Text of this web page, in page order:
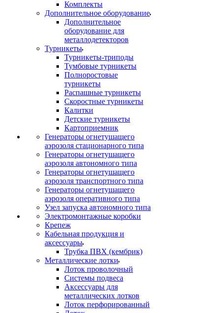
Комплекты
Дополнительное оборудование
Дополнительное
оборудование для
металлодетекторов
Турникеты
Турникеты-триподы
Тумбовые турникеты
Полноростовые
турникеты
Распашные турникеты
Скоростные турникеты
Калитки
Детские турникеты
Картоприемник
Генераторы огнетушащего
аэрозоля стационарного типа
Генераторы огнетушащего
аэрозоля автономного типа
Генераторы огнетушащего
аэрозоля транспортного типа
Генераторы огнетушащего
аэрозоля оперативного типа
Узел запуска автономного типа
Электромонтажные коробки
Крепеж
Кабельная продукция и
аксессуары
Трубка ПВХ (кембрик)
Металлические лотки
Лоток проволочный
Системы подвеса
Аксессуары для
металлических лотков
Лоток перфорированный